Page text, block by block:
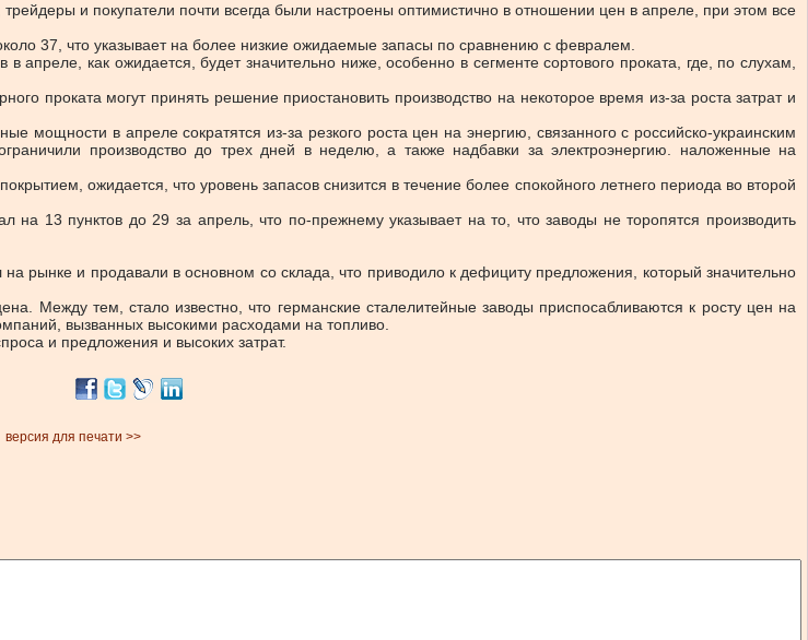
и покупатели почти всегда были настроены оптимистично в отношении цен в апреле, при этом все
37, что указывает на более низкие ожидаемые запасы по сравнению с февралем.
как ожидается, будет значительно ниже, особенно в сегменте сортового проката, где, по слухам,
проката могут принять решение приостановить производство на некоторое время из-за роста затрат и
мощности в апреле сократятся из-за резкого роста цен на энергию, связанного с российско-украинским
производство до трех дней в неделю, а также надбавки за электроэнергию. наложенные на
ожидается, что уровень запасов снизится в течение более спокойного летнего периода во второй
13 пунктов до 29 за апрель, что по-прежнему указывает на то, что заводы не торопятся производить
рынке и продавали в основном со склада, что приводило к дефициту предложения, который значительно
Между тем, стало известно, что германские сталелитейные заводы приспосабливаются к росту цен на
вызванных высокими расходами на топливо.
и предложения и высоких затрат.
версия для печати >>